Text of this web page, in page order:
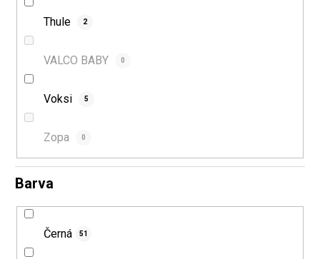
Thule 2
VALCO BABY 0
Voksi 5
Zopa 0
Barva
Černá 51